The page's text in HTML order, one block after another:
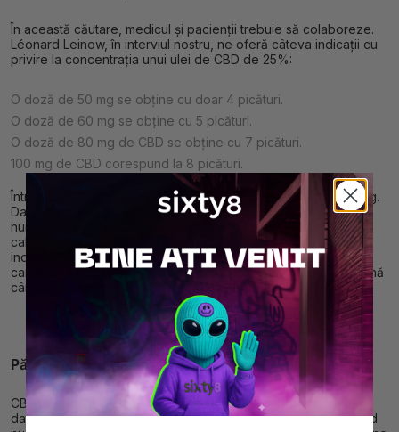
În această căutare, medicul și pacienții trebuie să colaboreze.
Léonard Leinow, în interviul nostru, ne oferă câteva indicații cu
privire la concentrația unui ulei de CBD de 25%:
O doză de 50 mg se obține cu doar 4 picături.
O doză de 60 mg se obține cu 5 picături.
O doză de 80 mg de CBD se obține cu 7 picături.
100 mg de CBD corespund la 8 picături.
Într-un ulei de 25%, fiecare picătură conține aproximativ 12 mg.
Dacă consumatorul alege un ulei de 15%, va trebui să verifice
numărul de miligrame conținute într-o singură picătură și să-și
calculeze doza perfectă. În general, aceste informații sunt
indicate direct pe ambalaj. În orice caz, administrarea
canabidiolului trebuie făcută treptat și durează câteva zile până
când acționează complet.
>>Consultați uleiurile CBD de la Sixty8<<
Păreri despre CBD
CBD-ul a suferit mult timp de pe urma unor păreri negative,
datorate imaginii negative a THC-ului. Totuși, acest canabinoid